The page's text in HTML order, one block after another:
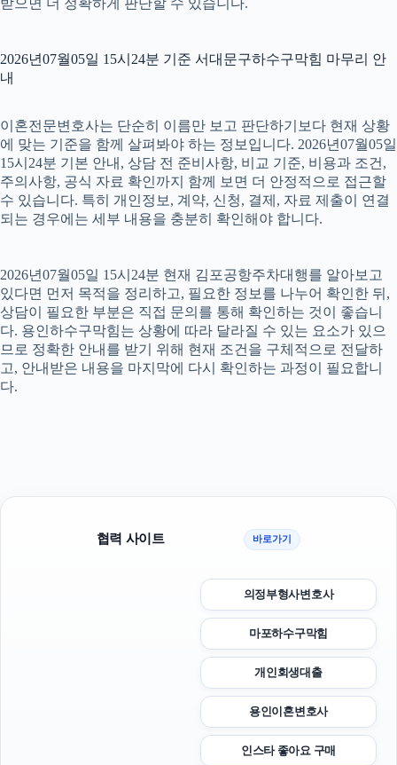
받으면 더 정확하게 판단할 수 있습니다.
2026년07월05일 15시24분 기준 서대문구하수구막힘 마무리 안
내
이혼전문변호사는 단순히 이름만 보고 판단하기보다 현재 상황
에 맞는 기준을 함께 살펴봐야 하는 정보입니다. 2026년07월05일
15시24분 기본 안내, 상담 전 준비사항, 비교 기준, 비용과 조건,
주의사항, 공식 자료 확인까지 함께 보면 더 안정적으로 접근할
수 있습니다. 특히 개인정보, 계약, 신청, 결제, 자료 제출이 연결
되는 경우에는 세부 내용을 충분히 확인해야 합니다.
2026년07월05일 15시24분 현재 김포공항주차대행를 알아보고
있다면 먼저 목적을 정리하고, 필요한 정보를 나누어 확인한 뒤,
상담이 필요한 부분은 직접 문의를 통해 확인하는 것이 좋습니
다. 용인하수구막힘는 상황에 따라 달라질 수 있는 요소가 있으
므로 정확한 안내를 받기 위해 현재 조건을 구체적으로 전달하
고, 안내받은 내용을 마지막에 다시 확인하는 과정이 필요합니
다.
협력 사이트 바로가기
의정부형사변호사
마포하수구막힘
개인회생대출
용인이혼변호사
인스타 좋아요 구매